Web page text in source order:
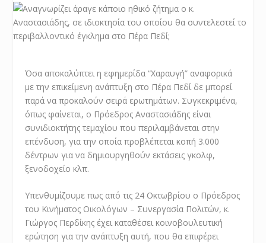
Όσα αποκαλύπτει η εφημερίδα “Χαραυγή” αναφορικά
με την επικείμενη ανάπτυξη στο Πέρα Πεδί δε μπορεί
παρά να προκαλούν σειρά ερωτημάτων. Συγκεκριμένα,
όπως φαίνεται, ο Πρόεδρος Αναστασιάδης είναι
συνιδιοκτήτης τεμαχίου που περιλαμβάνεται στην
επένδυση, για την οποία προβλέπεται κοπή 3.000
δέντρων για να δημιουργηθούν εκτάσεις γκολφ,
ξενοδοχείο κλπ.
Υπενθυμίζουμε πως από τις 24 Οκτωβρίου ο Πρόεδρος
του Κινήματος Οικολόγων – Συνεργασία Πολιτών, κ.
Γιώργος Περδίκης έχει καταθέσει κοινοβουλευτική
ερώτηση για την ανάπτυξη αυτή, που θα επιφέρει